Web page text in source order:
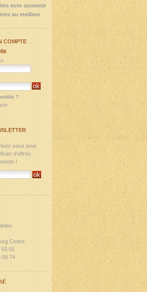
euro souvenir
au meilleur
COMPTE
?
vous pour
d'offres
!
Cedex
91
56 74